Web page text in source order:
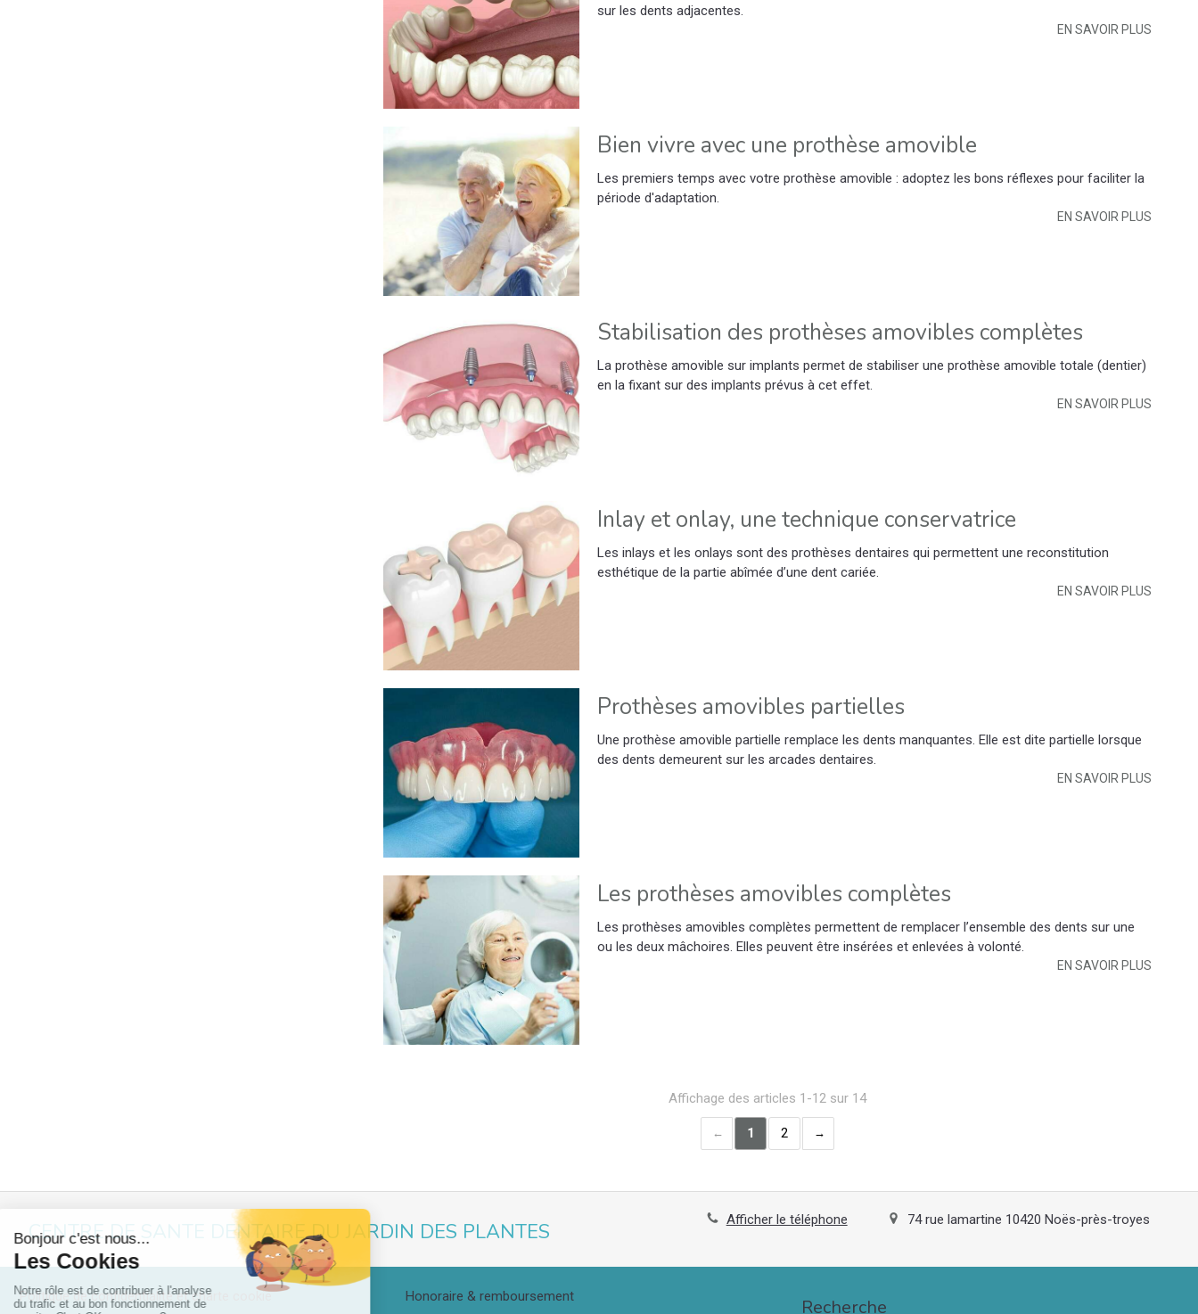
sur les dents adjacentes.
EN SAVOIR PLUS
Bien vivre avec une prothèse amovible
Les premiers temps avec votre prothèse amovible : adoptez les bons réflexes pour faciliter la
période d'adaptation.
EN SAVOIR PLUS
Stabilisation des prothèses amovibles complètes
La prothèse amovible sur implants permet de stabiliser une prothèse amovible totale (dentier)
en la fixant sur des implants prévus à cet effet.
EN SAVOIR PLUS
Inlay et onlay, une technique conservatrice
Les inlays et les onlays sont des prothèses dentaires qui permettent une reconstitution
esthétique de la partie abîmée d’une dent cariée.
EN SAVOIR PLUS
Prothèses amovibles partielles
Une prothèse amovible partielle remplace les dents manquantes. Elle est dite partielle lorsque
des dents demeurent sur les arcades dentaires.
EN SAVOIR PLUS
Les prothèses amovibles complètes
Les prothèses amovibles complètes permettent de remplacer l’ensemble des dents sur une
ou les deux mâchoires. Elles peuvent être insérées et enlevées à volonté.
EN SAVOIR PLUS
Affichage des articles 1-12 sur 14
1 2
CENTRE DE SANTE DENTAIRE DU JARDIN DES PLANTES Afficher le téléphone 74 rue lamartine 10420 Noës-près-troyes
Politique de confidentialité et charte cookie
Honoraire & remboursement
Recherche